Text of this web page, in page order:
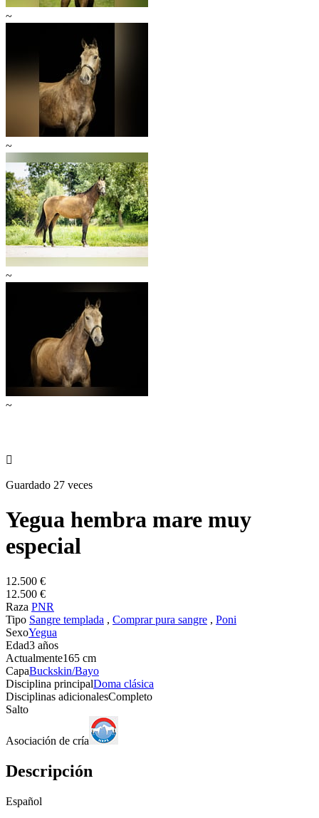
~
~
~
~

Guardado 27 veces
Yegua hembra mare muy
especial
12.500 €
12.500 €
Raza PNR
Tipo Sangre templada , Comprar pura sangre , Poni
SexoYegua
Edad3 años
Actualmente165 cm
CapaBuckskin/Bayo
Disciplina principalDoma clásica
Disciplinas adicionalesCompleto
Salto
Asociación de cría
Descripción
Español